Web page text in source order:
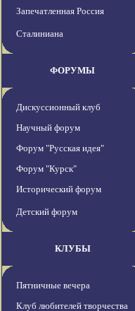
Запечатленная Россия
Сталиниана
ФОРУМЫ
Дискуссионный клуб
Научный форум
Форум "Русская идея"
Форум "Курск"
Исторический форум
Детский форум
КЛУБЫ
Пятничные вечера
Клуб любителей творчества